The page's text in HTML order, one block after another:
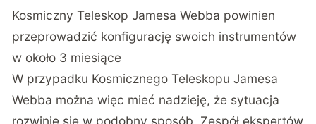
Kosmiczny Teleskop Jamesa Webba powinien
przeprowadzić konfigurację swoich instrumentów
w około 3 miesiące
W przypadku Kosmicznego Teleskopu Jamesa
Webba można więc mieć nadzieję, że sytuacja
rozwinie się w podobny sposób. Zespół ekspertów